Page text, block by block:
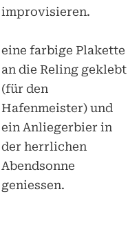
improvisieren.
geniessen.